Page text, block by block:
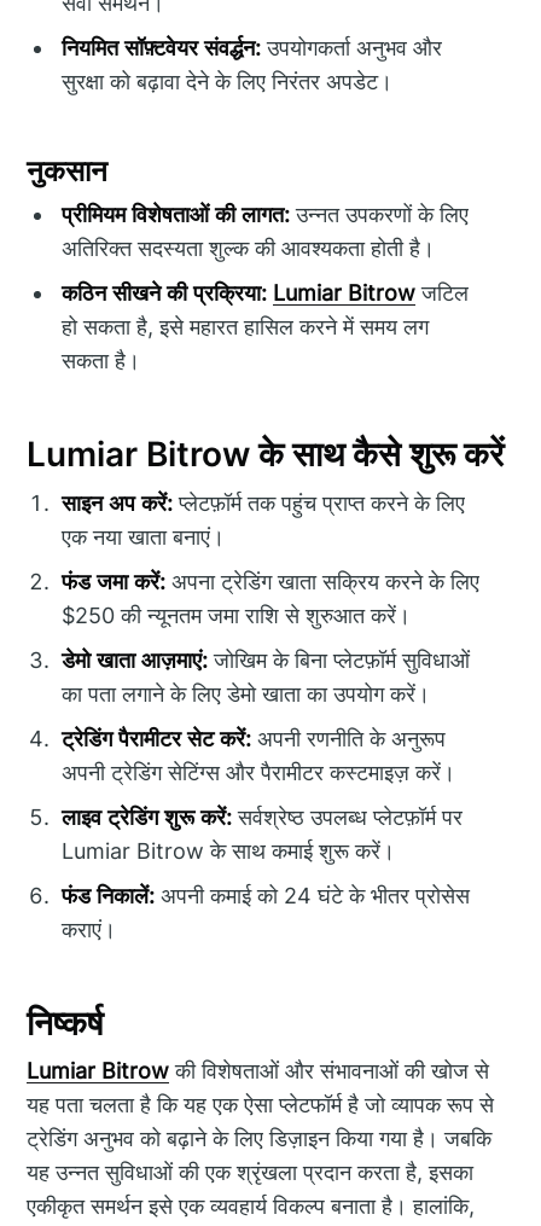
नियमित सॉफ़्टवेयर संवर्द्धन:उपयोगकर्ता अनुभव और
सुरक्षा को बढ़ावा देने के लिए निरंतर अपडेट।
नुकसान
प्रीमियम विशेषताओं की लागत:उन्नत उपकरणों के लिए
अतिरिक्त सदस्यता शुल्क की आवश्यकता होती है।
कठिन सीखने की प्रक्रिया: Lumiar Bitrowजटिल
हो सकता है, इसे महारत हासिल करने में समय लग
सकता है।
Lumiar Bitrow के साथ कैसे शुरू करें
साइन अप करें:प्लेटफ़ॉर्म तक पहुंच प्राप्त करने के लिए
एक नया खाता बनाएं।
फंड जमा करें: अपना ट्रेडिंग खाता सक्रिय करने के लिए
$250 की न्यूनतम जमा राशि से शुरुआत करें।
डेमो खाता आज़माएं:जोखिम के बिना प्लेटफ़ॉर्म सुविधाओं
का पता लगाने के लिए डेमो खाता का उपयोग करें।
ट्रेडिंग पैरामीटर सेट करें: अपनी रणनीति के अनुरूप
अपनी ट्रेडिंग सेटिंग्स और पैरामीटर कस्टमाइज़ करें।
लाइव ट्रेडिंग शुरू करें:सर्वश्रेष्ठ उपलब्ध प्लेटफ़ॉर्म पर
Lumiar Bitrow के साथ कमाई शुरू करें।
फंड निकालें: अपनी कमाई को 24 घंटे के भीतर प्रोसेस
कराएं।
निष्कर्ष
Lumiar Bitrowकी विशेषताओं और संभावनाओं की खोज से
यह पता चलता है कि यह एक ऐसा प्लेटफॉर्म है जो व्यापक रूप से
ट्रेडिंग अनुभव को बढ़ाने के लिए डिज़ाइन किया गया है। जबकि
यह उन्नत सुविधाओं की एक श्रृंखला प्रदान करता है, इसका
एकीकृत समर्थन इसे एक व्यवहार्य विकल्प बनाता है। हालांकि,